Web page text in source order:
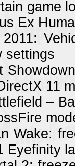
game
Ex
2011:
settings
11
–
Wake:
Eyefinity